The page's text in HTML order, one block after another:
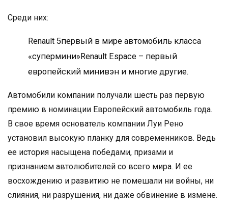
Среди них:
Renault 5первый в мире автомобиль класса
«супермини»Renault Espace – первый
европейский минивэн и многие другие.
Автомобили компании получали шесть раз первую
премию в номинации Европейский автомобиль года.
В свое время основатель компании Луи Рено
установил высокую планку для современников. Ведь
ее история насыщена победами, призами и
признанием автолюбителей со всего мира. И ее
восхождению и развитию не помешали ни войны, ни
слияния, ни разрушения, ни даже обвинение в измене.